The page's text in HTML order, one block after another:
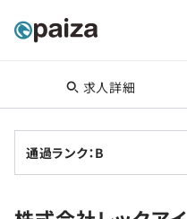
転職・キャリア
新卒就活
求人詳細
通過ランク：B